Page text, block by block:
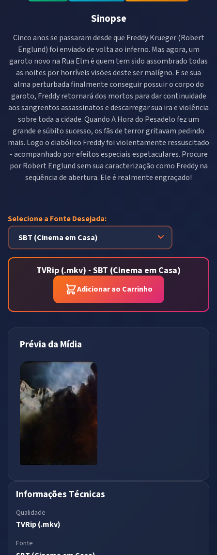
Sinopse
Cinco anos se passaram desde que Freddy Krueger (Robert
Englund) foi enviado de volta ao inferno. Mas agora, um
garoto novo na Rua Elm é quem tem sido assombrado todas
as noites por horríveis visões deste ser malígno. E se sua
alma perturbada finalmente conseguir possuir o corpo do
garoto, Freddy retornará dos mortos para dar continuidade
aos sangrentos assassinatos e descarregar sua ira e violência
sobre toda a cidade. Quando A Hora do Pesadelo fez um
grande e súbito sucesso, os fãs de terror gritavam pedindo
mais. Logo o diabólico Freddy foi violentamente ressuscitado
- acompanhado por efeitos especiais espetaculares. Procure
por Robert Englund sem sua caracterização como Freddy na
seqüência de abertura. Ele é realmente engraçado!
Selecione a Fonte Desejada:
TVRip (.mkv) - SBT (Cinema em Casa)
Adicionar ao Carrinho
Prévia da Mídia
Informações Técnicas
Qualidade
TVRip (.mkv)
Fonte